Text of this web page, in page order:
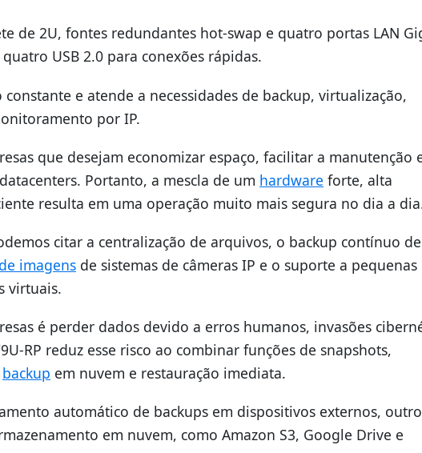
de 2U, fontes redundantes hot-swap e quatro portas LAN
USB 2.0 para conexões rápidas.
e atende a necessidades de backup, virtualização,
por IP.
que desejam economizar espaço, facilitar a manutenção
Portanto, a mescla de um hardware forte, alta
resulta em uma operação muito mais segura no dia a
citar a centralização de arquivos, o backup contínuo de
imagens de sistemas de câmeras IP e o suporte a pequenas
virtuais.
é perder dados devido a erros humanos, invasões
RP reduz esse risco ao combinar funções de snapshots,
backup em nuvem e restauração imediata.
automático de backups em dispositivos externos,
em nuvem, como Amazon S3, Google Drive e